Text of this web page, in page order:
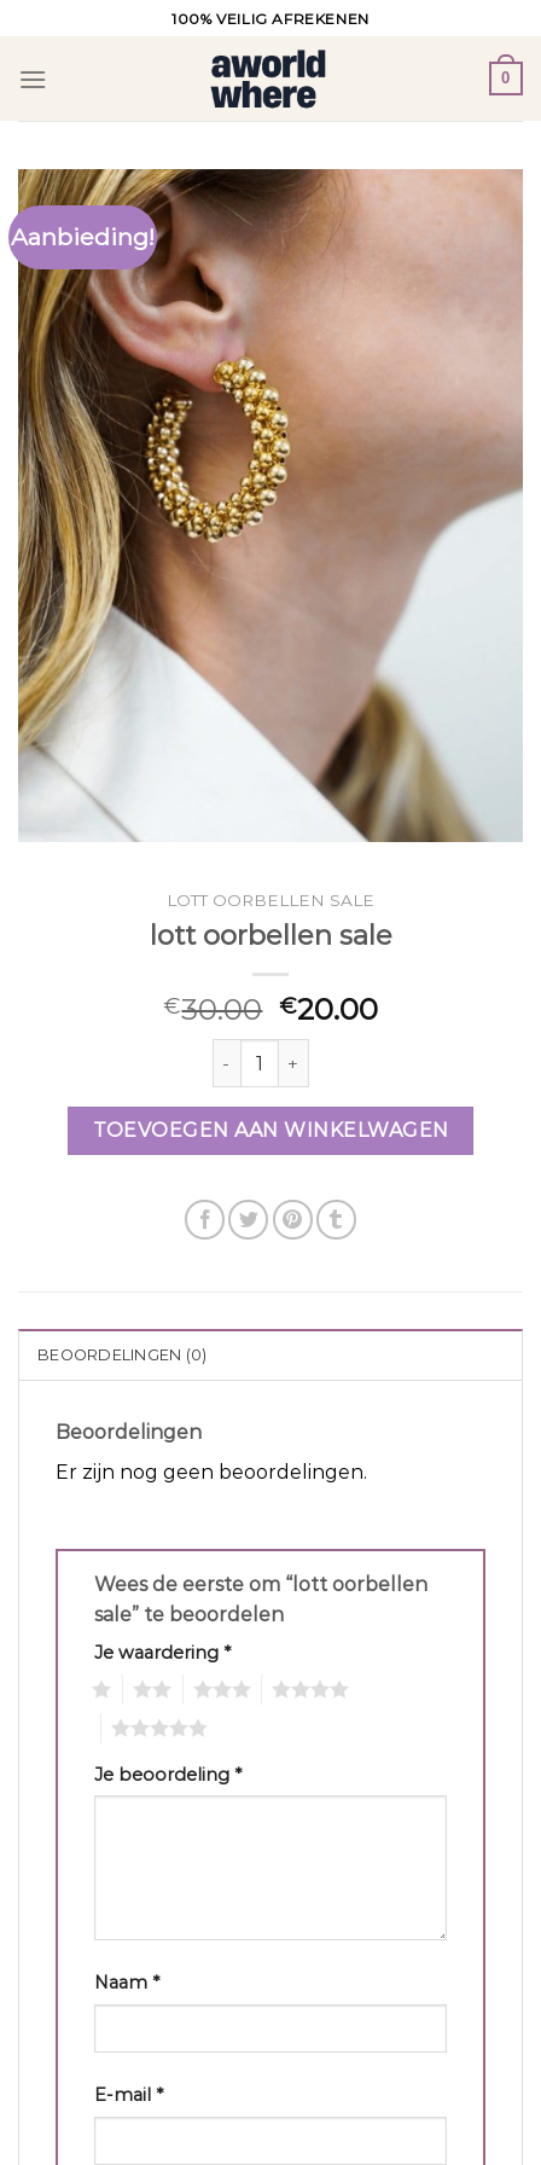
inhoud
100% VEILIG AFREKENEN
0
Aanbieding!
LOTT OORBELLEN SALE
lott oorbellen sale
€30.00 €20.00
lott oorbellen sale aantal
TOEVOEGEN AAN WINKELWAGEN
BEOORDELINGEN (0)
Beoordelingen
Er zijn nog geen beoordelingen.
Wees de eerste om “lott oorbellen
sale” te beoordelen
Je waardering *
Je beoordeling *
Naam *
E-mail *